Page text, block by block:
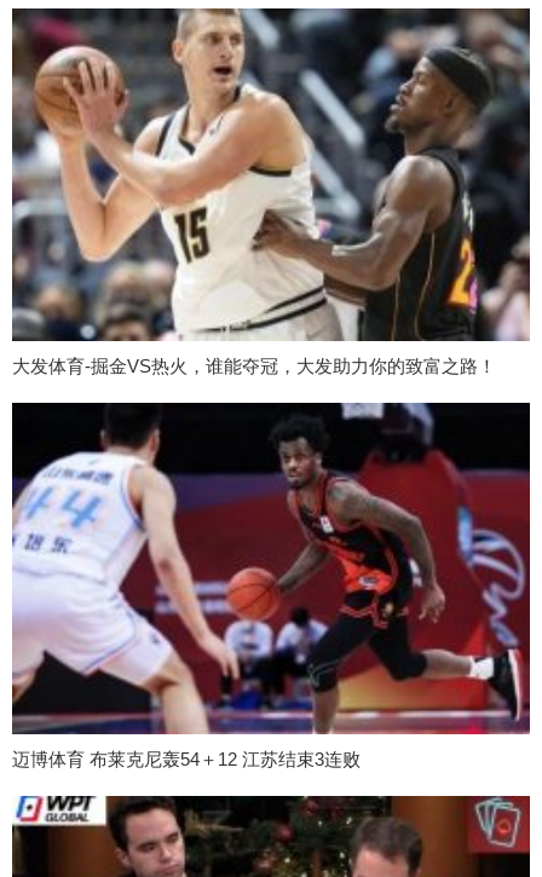
大发体育-掘金VS热火，谁能夺冠，大发助力你的致富之路！
迈博体育 布莱克尼轰54＋12 江苏结束3连败